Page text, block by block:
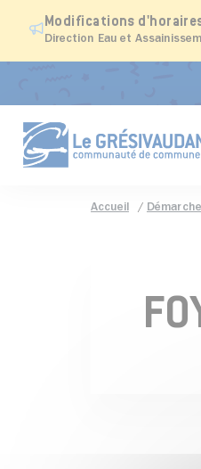
Modifications
Direction Eau et
Accueil